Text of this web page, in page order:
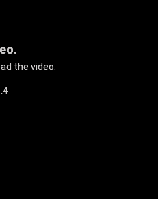
the video.